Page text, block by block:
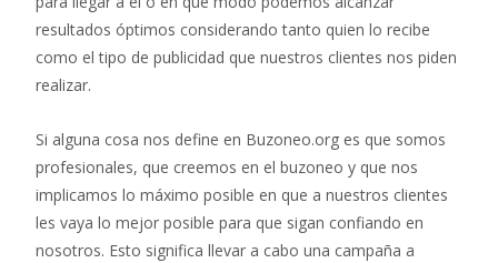
resultados óptimos considerando tanto quien lo recibe
como el tipo de publicidad que nuestros clientes nos piden
realizar.
Si alguna cosa nos define en Buzoneo.org es que somos
profesionales, que creemos en el buzoneo y que nos
implicamos lo máximo posible en que a nuestros clientes
les vaya lo mejor posible para que sigan confiando en
nosotros. Esto significa llevar a cabo una campaña a